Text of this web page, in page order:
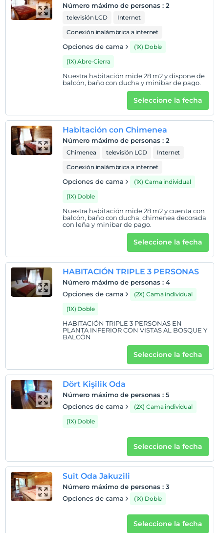
Mostrar en el
Políticas del hotel
Antes de las 12:00
Mascotas
No se permiten mascotas
Los bebés menores de 2 no pagan
1 niño(s) hasta la edad de 5 por habitación no se cobra
Número máximo de personas : 2
televisión LCD
Internet
Conexión inalámbrica a internet
Opciones de cama
(1X) Doble
(1X) Abre-Cierra
Nuestra habitación mide 28 m2 y dispone de
balcón, baño con ducha y minibar de pago.
Seleccione la fecha
Habitación con Chimenea
Número máximo de personas : 2
Chimenea televisión LCD
Internet
Conexión inalámbrica a internet
Opciones de cama
(1X) Cama individual
(1X) Doble
Nuestra habitación mide 28 m2 y cuenta con
balcón, baño con ducha, chimenea decorada
con leña y minibar de pago.
Seleccione la fecha
HABITACIÓN TRIPLE 3 PERSONAS
Número máximo de personas : 4
Opciones de cama
(2X) Cama individual
(1X) Doble
HABITACIÓN TRIPLE 3 PERSONAS EN
PLANTA INFERIOR CON VISTAS AL BOSQUE Y
BALCÓN
Seleccione la fecha
Dört Kişilik Oda
Número máximo de personas : 5
Opciones de cama
(2X) Cama individual
(1X) Doble
Seleccione la fecha
Suit Oda Jakuzili
Número máximo de personas : 3
Opciones de cama
(1X) Doble
Seleccione la fecha